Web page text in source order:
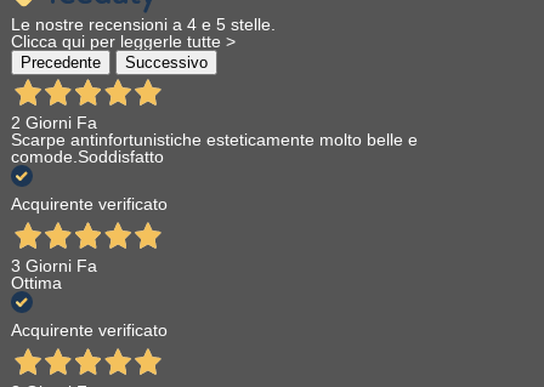
Le nostre recensioni a 4 e 5 stelle.
Clicca qui per leggerle tutte >
Precedente Successivo
2 Giorni Fa
Scarpe antinfortunistiche esteticamente molto belle e
comode.Soddisfatto
Acquirente verificato
3 Giorni Fa
Ottima
Acquirente verificato